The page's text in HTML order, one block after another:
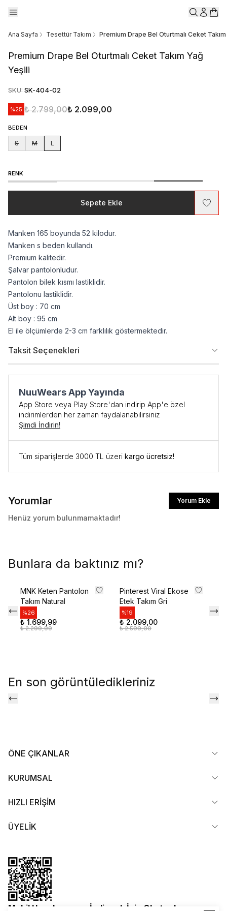
Ana Sayfa Tesettür Takım Premium Drape Bel Oturtmalı Ceket
Premium Drape Bel Oturtmalı Ceket Takım Yağ
Yeşili
SKU: SK-404-02
%25 ₺ 2.799,00₺ 2.099,00
BEDEN
S M L
RENK
Sepete Ekle
Manken 165 boyunda 52 kilodur.
Manken s beden kullandı.
Premium kalitedir.
Şalvar pantolonludur.
Pantolon bilek kısmı lastiklidir.
Pantolonu lastiklidir.
Üst boy : 70 cm
Alt boy : 95 cm
El ile ölçümlerde 2-3 cm farklılık göstermektedir.
Taksit Seçenekleri
NuuWears App Yayında
App Store veya Play Store'dan indirip App'e özel
indirimlerden her zaman faydalanabilirsiniz
Şimdi İndirin!
Tüm siparişlerde 3000 TL üzeri kargo ücretsiz!
Yorumlar Yorum Ekle
Henüz yorum bulunmamaktadır!
Bunlara da baktınız mı?
MNK Keten Pantolon
Takım Natural
%26
₺ 1.699,99
₺ 2.299,99
Pinterest Viral Ekose
Etek Takım Gri
%19
₺ 2.099,00
₺ 2.599,00
En son görüntüledikleriniz
ÖNE ÇIKANLAR
KURUMSAL
HIZLI ERİŞİM
ÜYELİK
Mobil Uygulamamızı İndirmek İçin Okutun!